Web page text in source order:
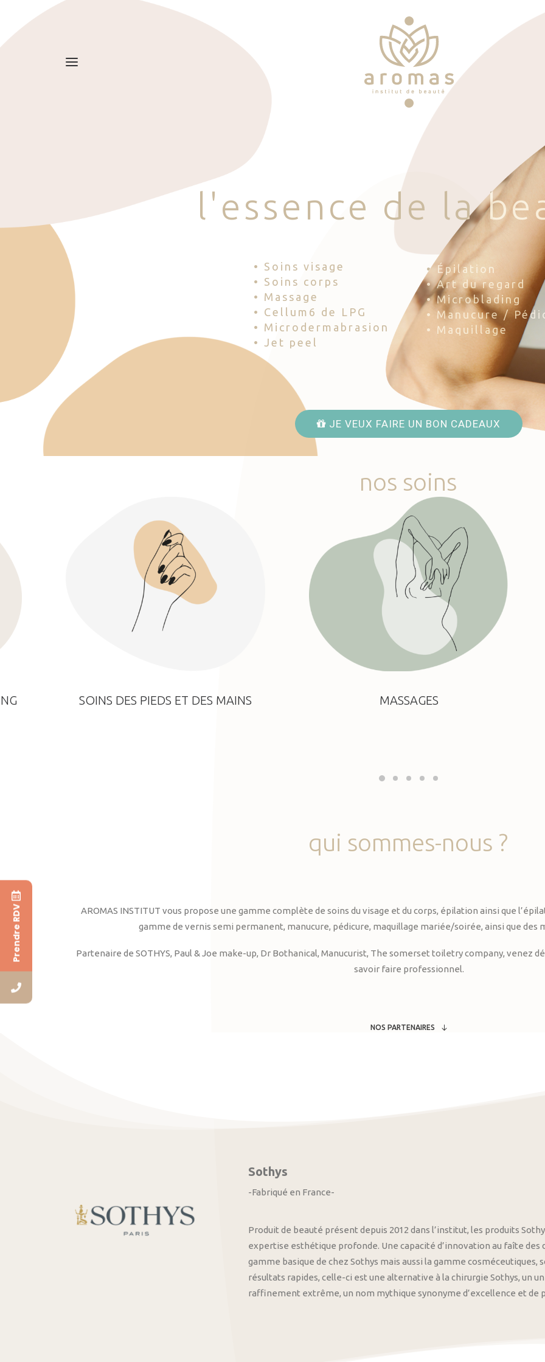
l 'esse nce d e la be
• Soins visage
• Soins corps
• Massage
• Cellum6 de LPG
• Microdermabrasion
• Jet peel
• Épilation
• Art du regard
• Microblading
• Manucure /
• Maquillage
JE VEUX FAIRE UN BON CADEAUX
nos soins
SOINS DES PIEDS ET DES MAINS MASSAGES
qui sommes-nous ?
AROMAS INSTITUT vous propose une gamme complète de soins du visage et du corps, épilation ainsi que
gamme de vernis semi permanent, manucure, pédicure, maquillage mariée/soirée, ainsi que des
Partenaire de SOTHYS, Paul & Joe make-up, Dr Bothanical, Manucurist, The somerset toiletry company, venez
savoir faire professionnel.
NOS PARTENAIRES
Sothys
-Fabriqué en France-
Produit de beauté présent depuis 2012 dans l’institut, les produits
expertise esthétique profonde. Une capacité d’innovation au faîte
gamme basique de chez Sothys mais aussi la gamme
résultats rapides, celle-ci est une alternative à la chirurgie Sothys, un
raffinement extrême, un nom mythique synonyme d’excellence et de
Prendre RDV